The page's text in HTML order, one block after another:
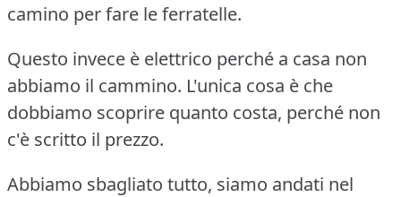
camino per fare le ferratelle.
Questo invece è elettrico perché a casa non
abbiamo il cammino. L'unica cosa è che
dobbiamo scoprire quanto costa, perché non
c'è scritto il prezzo.
Abbiamo sbagliato tutto, siamo andati nel